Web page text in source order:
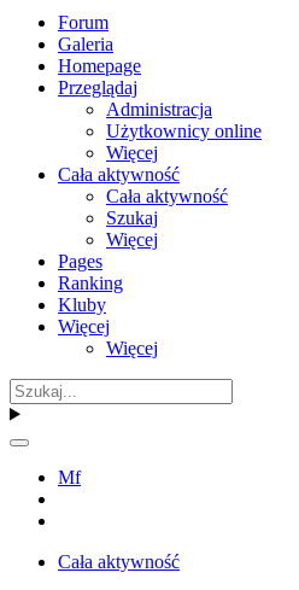
Forum
Galeria
Homepage
Przeglądaj
Administracja
Użytkownicy online
Więcej
Cała aktywność
Cała aktywność
Szukaj
Więcej
Pages
Ranking
Kluby
Więcej
Więcej
Mf
Cała aktywność